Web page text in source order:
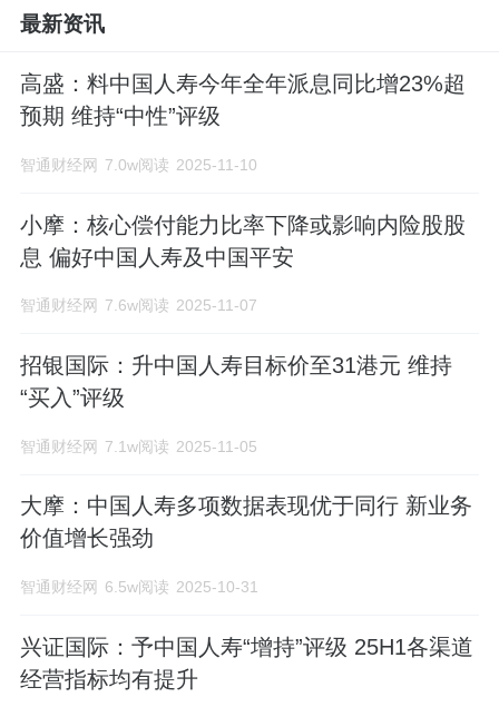
寿险业探索者和开拓者的重任。在长期发
展历程中,公司拥有一支稳定的专业化管理
团队,积累了丰富的经营管理经验,深谙国内
中国人寿保险股份有限公司分别在纽约和
为国内“三地上市”的金融保险企业。2007年
金融保险企业。2003年12月17和18日,中国
加快了改革发展的步伐,重组改制并变更为
中国人寿保险(集团)公司,并独家发起设立
最新资讯
高盛：料中国人寿今年全年派息同比增23%超
预期 维持“中性”评级
智通财经网 7.0w阅读 2025-11-10
小摩：核心偿付能力比率下降或影响内险股股
息 偏好中国人寿及中国平安
智通财经网 7.6w阅读 2025-11-07
招银国际：升中国人寿目标价至31港元 维持
“买入”评级
智通财经网 7.1w阅读 2025-11-05
大摩：中国人寿多项数据表现优于同行 新业务
价值增长强劲
智通财经网 6.5w阅读 2025-10-31
兴证国际：予中国人寿“增持”评级 25H1各渠道
经营指标均有提升